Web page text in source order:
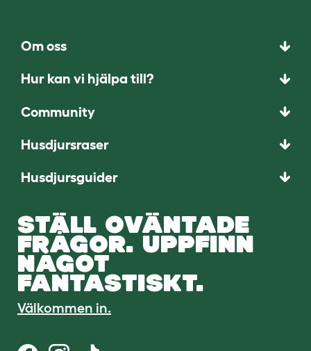
Om oss
Hur kan vi hjälpa till?
Community
Husdjursraser
Husdjursguider
STÄLL OVÄNTADE
FRÅGOR. UPPFINN
NÅGOT
FANTASTISKT.
Välkommen in.